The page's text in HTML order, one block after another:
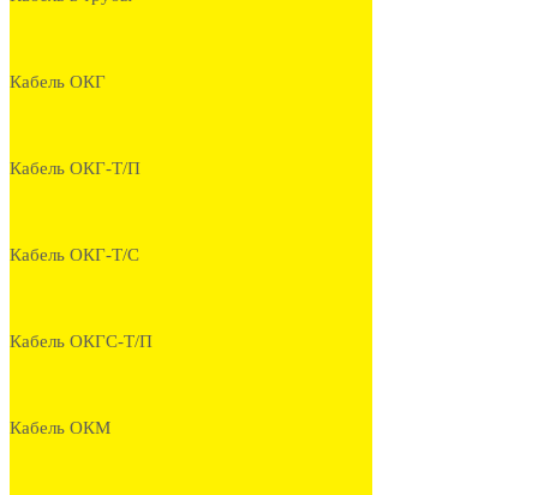
Кабель ОКГ
Кабель ОКГ-Т/П
Кабель ОКГ-Т/С
Кабель ОКГС-Т/П
Кабель ОКМ